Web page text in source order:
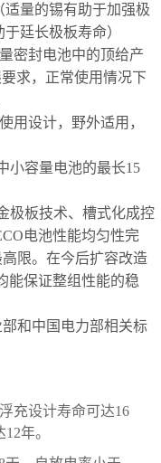
量的锡有助于加强极
廷长极板寿命）
密封电池中的顶给产
求，正常使用情况下
用设计，野外适用，
小容量电池的最长15
极板技术、槽式化成控
电池性能均匀性完
限。在今后扩容改造
能保证整组性能的稳
部和中国电力部相关标
充设计寿命可达16
年。